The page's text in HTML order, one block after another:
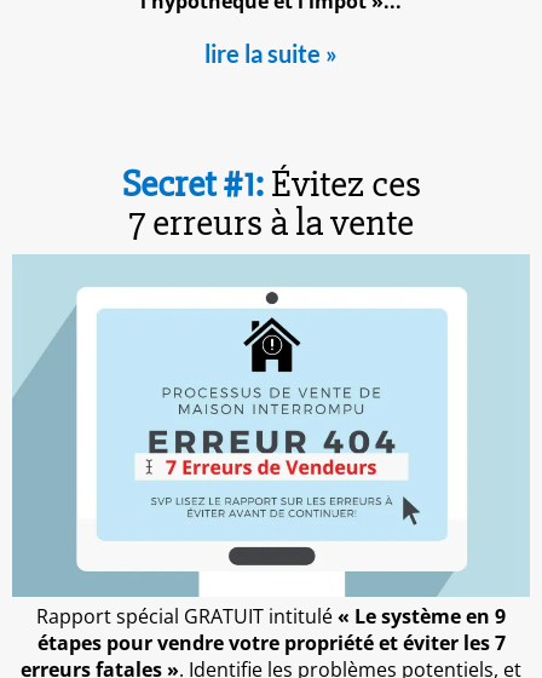
lire la suite »
Secret #1:Évitez ces
7 erreurs à la vente
Rapport spécial GRATUIT intitulé« Le système en 9
étapes pour vendre votre propriété et éviter les 7
erreurs fatales ». Identifie les problèmes potentiels, et